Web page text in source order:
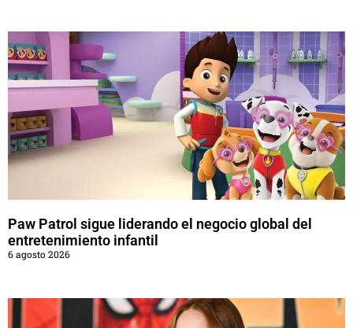
Paw Patrol sigue liderando el negocio global del
entretenimiento infantil
6 agosto 2026